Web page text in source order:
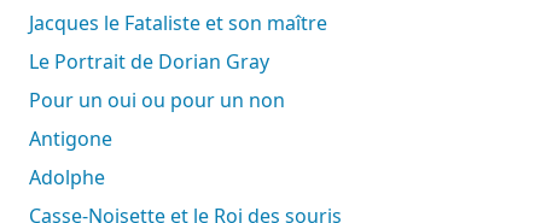
Jacques le Fataliste et son maître
Le Portrait de Dorian Gray
Pour un oui ou pour un non
Antigone
Adolphe
Casse-Noisette et le Roi des souris